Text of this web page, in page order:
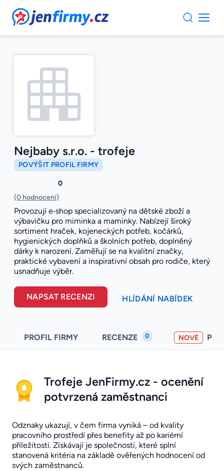
JenFirmy.cz
Nejbaby s.r.o. - trofeje
POVÝŠIT PROFIL FIRMY
0
(0 hodnocení)
Provozují e‑shop specializovaný na dětské zboží a
výbavičku pro miminka a maminky. Nabízejí široký
sortiment hraček, kojeneckých potřeb, kočárků,
hygienických doplňků a školních potřeb, doplněný
dárky k narození. Zaměřují se na kvalitní značky,
praktické vybavení a inspirativní obsah pro rodiče, který
usnadňuje výběr.
NAPSAT RECENZI HLÍDÁNÍ NABÍDEK
PROFIL FIRMY RECENZE 0 NOVÉ
Trofeje JenFirmy.cz - ocenění
potvrzená zaměstnanci
Odznaky ukazují, v čem firma vyniká – od kvality
pracovního prostředí přes benefity až po kariérní
příležitosti. Získávají je společnosti, které splní
stanovená kritéria na základě ověřených hodnocení od
svých zaměstnanců.